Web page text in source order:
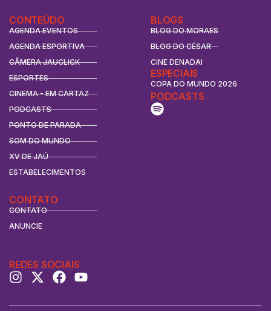
CONTEÚDO
AGENDA EVENTOS
AGENDA ESPORTIVA
CÂMERA JAUCLICK
ESPORTES
CINEMA - EM CARTAZ
PODCASTS
PONTO DE PARADA
SOM DO MUNDO
XV DE JAÚ
ESTABELECIMENTOS
BLOGS
BLOG DO MORAES
BLOG DO CÉSAR
CINE DENADAI
ESPECIAIS
COPA DO MUNDO 2026
CONTATO
CONTATO
ANUNCIE
PODCASTS
REDES SOCIAIS